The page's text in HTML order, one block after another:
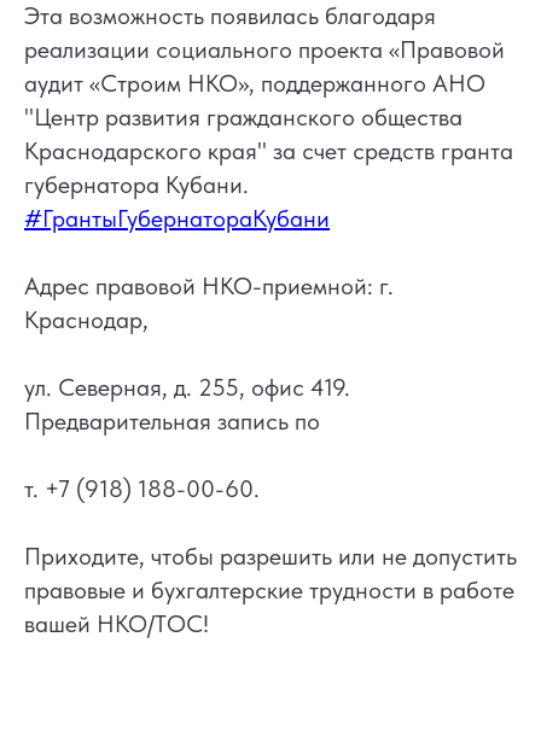
Эта возможность появилась благодаря
реализации социального проекта «Правовой
аудит «Строим НКО», поддержанного АНО
"Центр развития гражданского общества
Краснодарского края" за счет средств гранта
губернатора Кубани.
#ГрантыГубернатораКубани
Адрес правовой НКО-приемной: г.
Краснодар,
ул. Северная, д. 255, офис 419.
Предварительная запись по
т. +7 (918) 188-00-60.
Приходите, чтобы разрешить или не допустить
правовые и бухгалтерские трудности в работе
вашей НКО/ТОС!